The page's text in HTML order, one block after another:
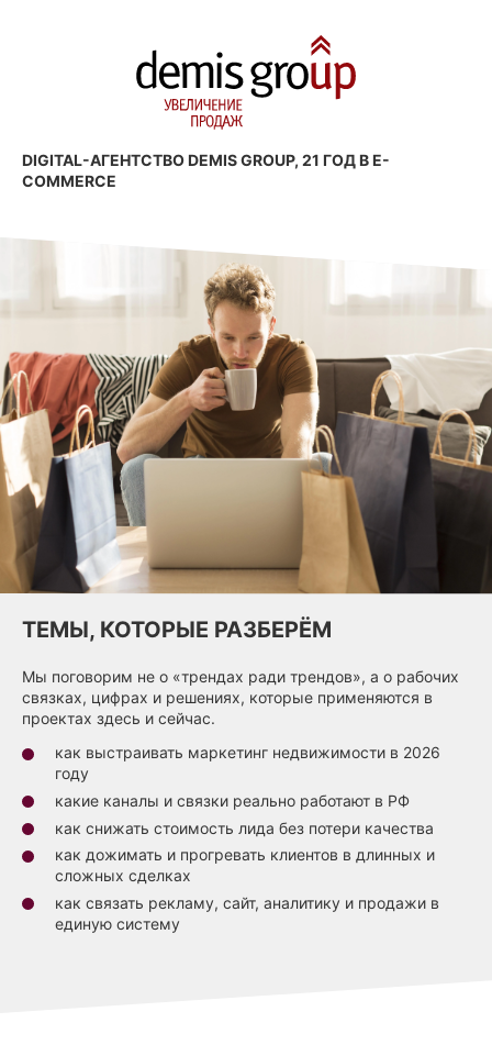
DIGITAL-АГЕНТСТВО DEMIS GROUP, 21 ГОД В E-
COMMERCE
ТЕМЫ, КОТОРЫЕ РАЗБЕРЁМ
Мы поговорим не о «трендах ради трендов», а о рабочих
связках, цифрах и решениях, которые применяются в
проектах здесь и сейчас.
как выстраивать маркетинг недвижимости в 2026
году
какие каналы и связки реально работают в РФ
как снижать стоимость лида без потери качества
как дожимать и прогревать клиентов в длинных и
сложных сделках
как связать рекламу, сайт, аналитику и продажи в
единую систему